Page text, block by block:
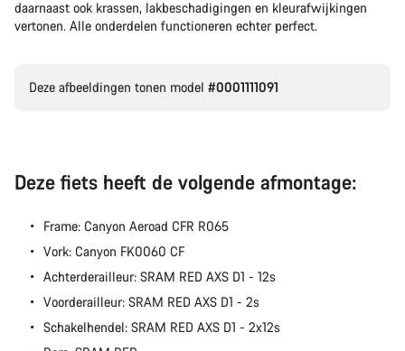
daarnaast ook krassen, lakbeschadigingen en kleurafwijkingen
vertonen. Alle onderdelen functioneren echter perfect.
Deze afbeeldingen tonen model #0001111091
Deze fiets heeft de volgende afmontage:
Frame: Canyon Aeroad CFR R065
Vork: Canyon FK0060 CF
Achterderailleur: SRAM RED AXS D1 - 12s
Voorderailleur: SRAM RED AXS D1 - 2s
Schakelhendel: SRAM RED AXS D1 - 2x12s